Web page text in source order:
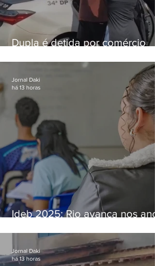
Dupla é detida por comércio
Bangu
Ideb 2025: Rio avança nos
nacional
Jornal Daki
há 13 horas
Jornal Daki
há 13 horas